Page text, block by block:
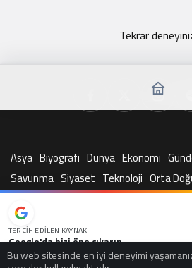
Tekrar
Bu web sitesinde en iyi deneyimi
Asya Biyografi Dünya Ekonomi
Savunma Siyaset Teknoloji Orta
© Telif Hakkı 2026, Tüm Hakları Saklıdır
TERCIH EDILEN KAYNAK
Google'da bizi öne çıkarın
Kaynağı Ekle